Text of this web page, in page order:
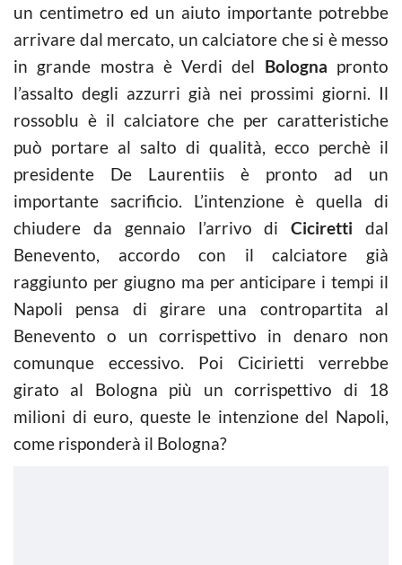
un centimetro ed un aiuto importante potrebbe
arrivare dal mercato, un calciatore che si è messo
in grande mostra è Verdi del Bologna pronto
l’assalto degli azzurri già nei prossimi giorni. Il
rossoblu è il calciatore che per caratteristiche
può portare al salto di qualità, ecco perchè il
presidente De Laurentiis è pronto ad un
importante sacrificio. L’intenzione è quella di
chiudere da gennaio l’arrivo diCiciretti dal
Benevento, accordo con il calciatore già
raggiunto per giugno ma per anticipare i tempi il
Napoli pensa di girare una contropartita al
Benevento o un corrispettivo in denaro non
comunque eccessivo. Poi Cicirietti verrebbe
girato al Bologna più un corrispettivo di 18
milioni di euro, queste le intenzione del Napoli,
come risponderà il Bologna?